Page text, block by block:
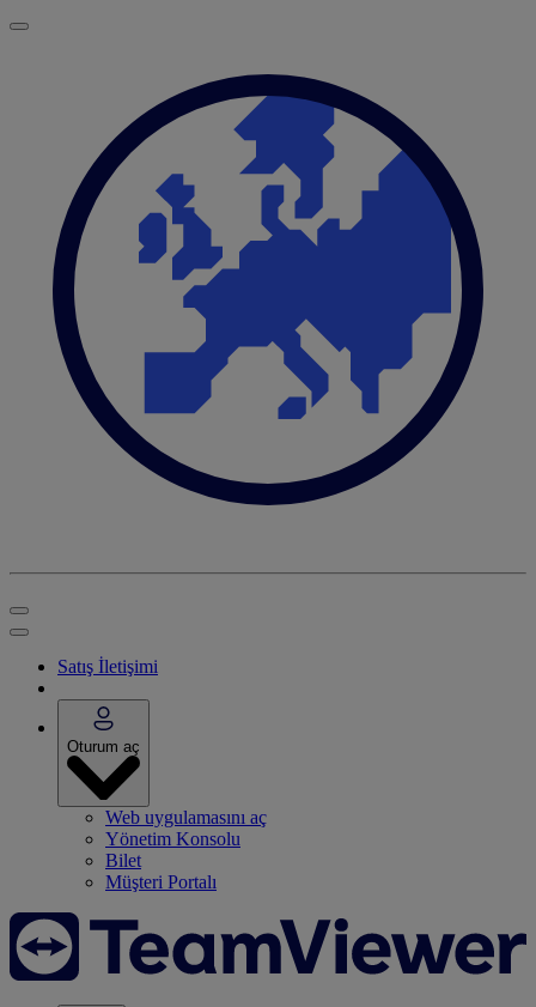
Satış İletişimi
Oturum aç
Web uygulamasını aç
Yönetim Konsolu
Bilet
Müşteri Portalı